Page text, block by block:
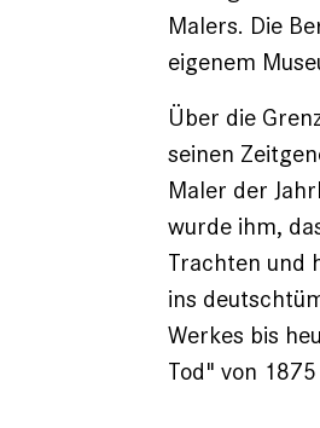
Malers. Die
eigenem
Über die
seinen
Maler der
wurde ihm,
­Trachten und
ins
Werkes bis
Tod" von